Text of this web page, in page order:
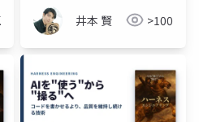
井本 賢 >100